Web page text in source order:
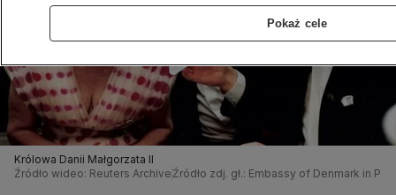
Królowa Danii Małgorzata II
Źródło wideo: Reuters Archive Źródło zdj. gł.: Embassy of Denmark in
Pokaż cele